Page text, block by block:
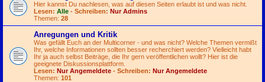
Hier kannst Du nachlesen, was auf diesen Seiten erlaubt ist und was nicht.
Lesen: Alle - Schreiben: Nur Admins
Themen: 28
Anregungen und Kritik
Was gefällt Euch an der Multicorner - und was nicht? Welche Themen vermißt
Ihr, welche Informationen sollten besser recherchiert werden? Vielleicht habt
Ihr ja auch selbst Beiträge, die Ihr gern veröffentlichen wollt? Hier ist die
geeignete Diskussionsplattform.
Lesen: Nur Angemeldete - Schreiben: Nur Angemeldete
Themen: 101